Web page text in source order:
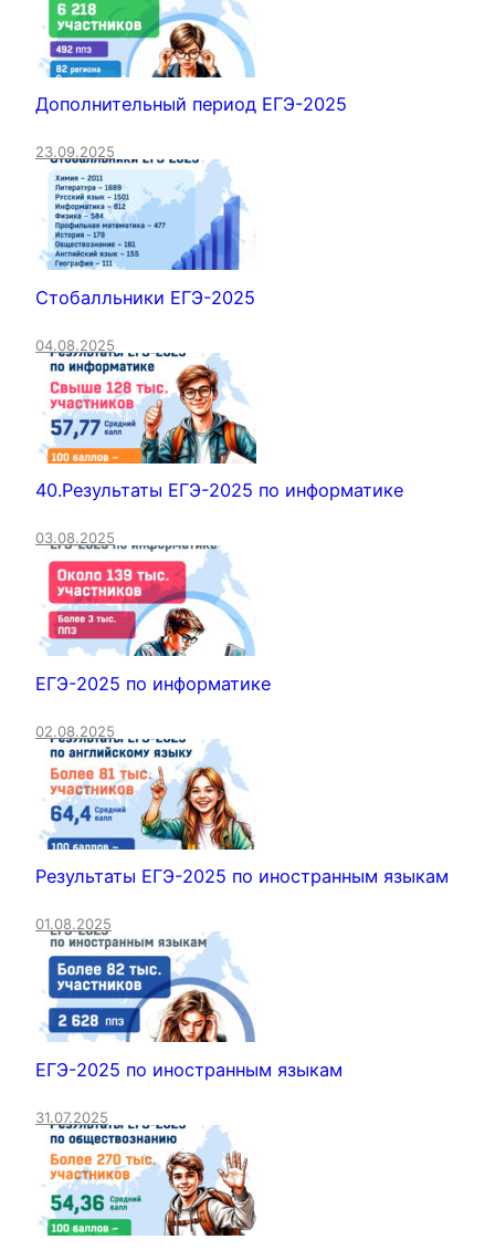
Дополнительный период ЕГЭ-2025
23.09.2025
Стобалльники ЕГЭ-2025
04.08.2025
40.Результаты ЕГЭ-2025 по информатике
03.08.2025
ЕГЭ-2025 по информатике
02.08.2025
Результаты ЕГЭ-2025 по иностранным языкам
01.08.2025
ЕГЭ-2025 по иностранным языкам
31.07.2025